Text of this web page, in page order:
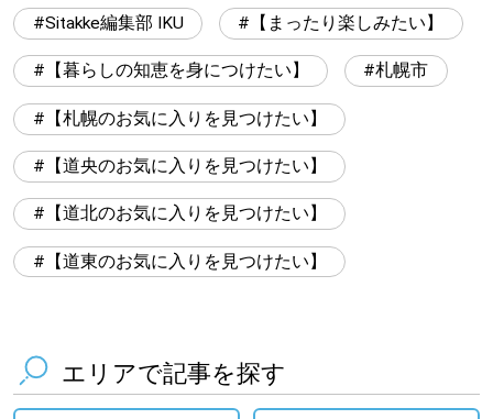
Sitakke編集部 IKU 【まったり楽しみたい】
【暮らしの知恵を身につけたい】 札幌市
【札幌のお気に入りを見つけたい】
【道央のお気に入りを見つけたい】
【道北のお気に入りを見つけたい】
【道東のお気に入りを見つけたい】
エリアで記事を探す